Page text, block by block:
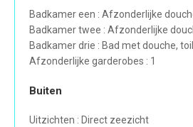
Badkamer een : Afzonderlijke
Badkamer twee : Afzonderlijke
Badkamer drie : Bad met douche,
Afzonderlijke garderobes : 1
Buiten
Uitzichten : Direct zeezicht